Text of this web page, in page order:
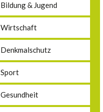
Bildung & Jugend
Wirtschaft
Denkmalschutz
Sport
Gesundheit